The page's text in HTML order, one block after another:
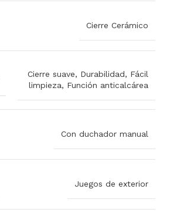
Cierre Cerámico
Cierre suave, Durabilidad, Fácil
limpieza, Función anticalcárea
Con duchador manual
Juegos de exterior